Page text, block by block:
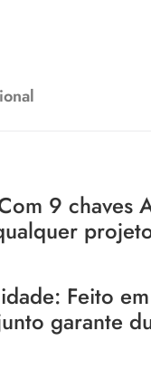
9 chaves
Feito
garante